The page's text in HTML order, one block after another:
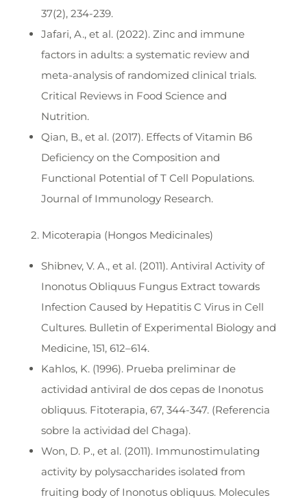
37(2), 234-239.
Jafari, A., et al. (2022). Zinc and immune
factors in adults: a systematic review and
meta-analysis of randomized clinical trials.
Critical Reviews in Food Science and
Nutrition.
Qian, B., et al. (2017). Effects of Vitamin B6
Deficiency on the Composition and
Functional Potential of T Cell Populations.
Journal of Immunology Research.
2. Micoterapia (Hongos Medicinales)
Shibnev, V. A., et al. (2011). Antiviral Activity of
Inonotus Obliquus Fungus Extract towards
Infection Caused by Hepatitis C Virus in Cell
Cultures. Bulletin of Experimental Biology and
Medicine, 151, 612–614.
Kahlos, K. (1996). Prueba preliminar de
actividad antiviral de dos cepas de Inonotus
obliquus. Fitoterapia, 67, 344-347. (Referencia
sobre la actividad del Chaga).
Won, D. P., et al. (2011). Immunostimulating
activity by polysaccharides isolated from
fruiting body of Inonotus obliquus. Molecules